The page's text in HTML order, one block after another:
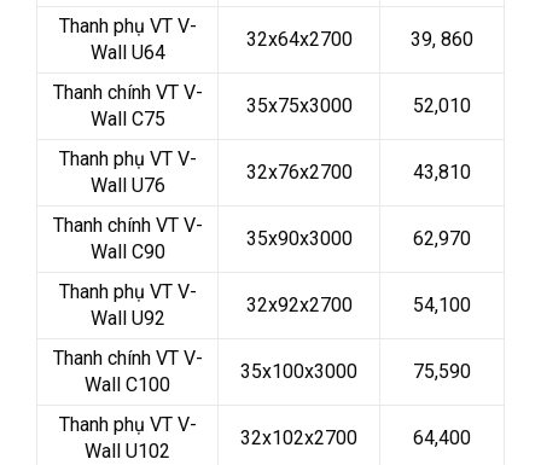
Thanh phụ VT V-
Wall U64
32x64x2700 39, 860
Thanh chính VT V-
Wall C75
35x75x3000 52,010
Thanh phụ VT V-
Wall U76
32x76x2700 43,810
Thanh chính VT V-
Wall C90
35x90x3000 62,970
Thanh phụ VT V-
Wall U92
32x92x2700 54,100
Thanh chính VT V-
Wall C100
35x100x3000 75,590
Thanh phụ VT V-
Wall U102
32x102x2700 64,400